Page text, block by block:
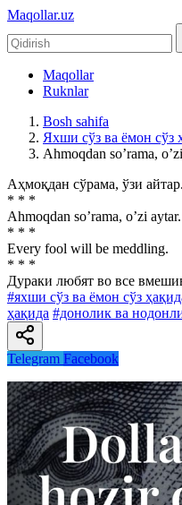
Maqollar.uz
Maqollar
Ruknlar
Bosh sahifa
Яхши сўз ва ёмон сўз
Аhmoqdan soʼrama,
Аҳмоқдан сўрама, ўзи айтар.
* * *
Аhmoqdan soʼrama, oʼzi aytar.
* * *
Every fool will be meddling.
* * *
Дураки любят во все
#яхши сўз ва ёмон сўз
ҳақида #донолик ва
Telegram Facebook